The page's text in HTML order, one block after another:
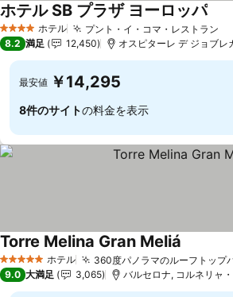
4 ホテルのランク
ホテル プント・イ・コマ・レストラン
ホテル SB プラザ ヨーロッパ料金
8.2 満足 12,450 オスピターレ デ ジョブ
最安値 ￥14,295
8件のサイトの料金を表示
5 ホテルのランク
ホテル 360度パノラマのルーフトップ
Torre Melina Gran Meliá
9.0 大満足 3,065 バルセロナ, コルネリャ